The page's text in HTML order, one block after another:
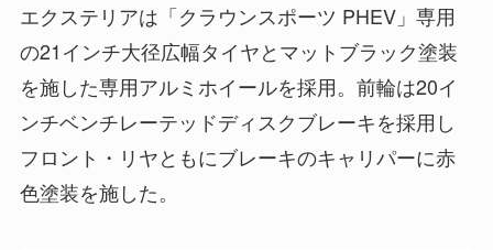
エクステリアは「クラウンスポーツ PHEV」専用
の21インチ大径広幅タイヤとマットブラック塗装
を施した専用アルミホイールを採用。前輪は20イ
ンチベンチレーテッドディスクブレーキを採用し
フロント・リヤともにブレーキのキャリパーに赤
色塗装を施した。